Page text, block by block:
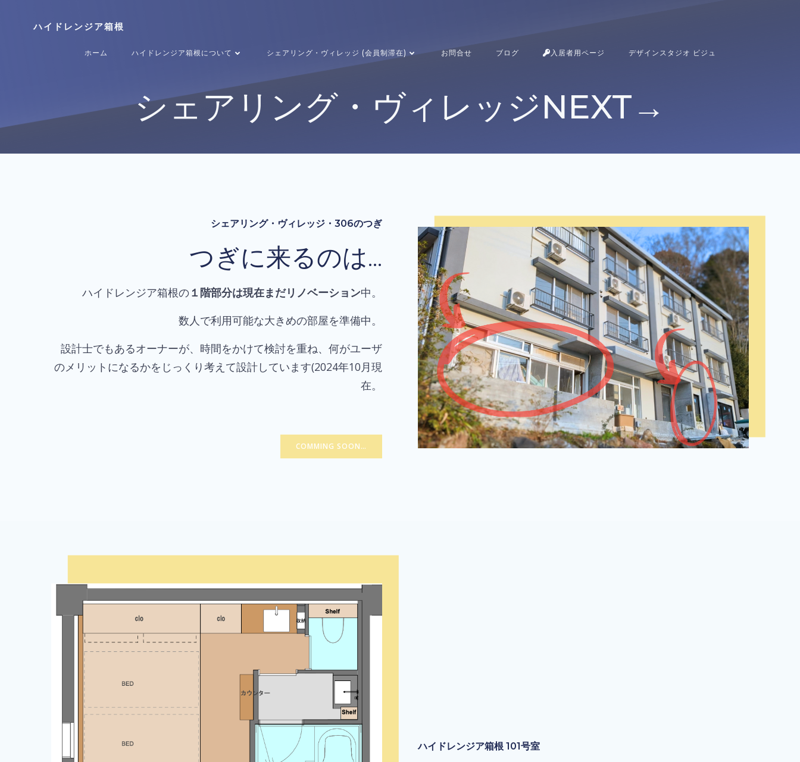
ハイドレンジア箱根
ホーム ハイドレンジア箱根について シェアリング・ヴィレッジ (会員制滞在) お問合せ ブログ 入居者用ページ デザインスタジオ ビジュ
シェアリング・ヴィレッジNEXT→
シェアリング・ヴィレッジ・306のつぎ
つぎに来るのは…
ハイドレンジア箱根の１階部分は現在まだリノベーション中。
数人で利用可能な大きめの部屋を準備中。
設計士でもあるオーナーが、時間をかけて検討を重ね、何がユーザ
のメリットになるかをじっくり考えて設計しています(2024年10月現
在。
COMMING SOON…
ハイドレンジア箱根 101号室